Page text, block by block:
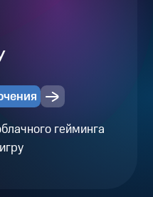
гейминга